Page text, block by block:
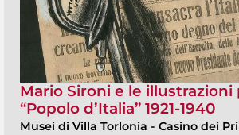
Mario Sironi e le illustrazioni
“Popolo d’Italia” 1921-1940
Musei di Villa Torlonia - Casino dei